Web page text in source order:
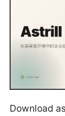
Download